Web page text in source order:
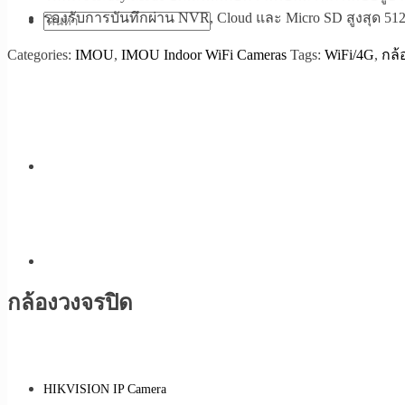
รองรับการบันทึกผ่าน NVR, Cloud และ Micro SD สูงสุด
Categories: IMOU, IMOU Indoor WiFi Cameras Tags: WiFi/4G, กล้
กล้องวงจรปิด
HIKVISION IP Camera